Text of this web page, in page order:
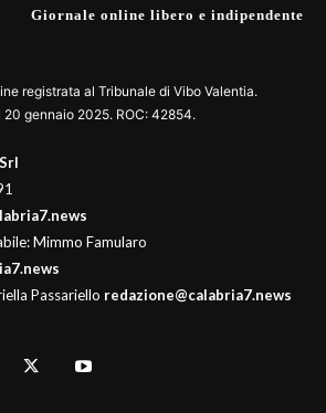
Giornale online libero e indipendente
registrata al Tribunale di Vibo Valentia.
20 gennaio 2025. ROC: 42854.
Mimmo Famularo
Passariello redazione@calabria7.news